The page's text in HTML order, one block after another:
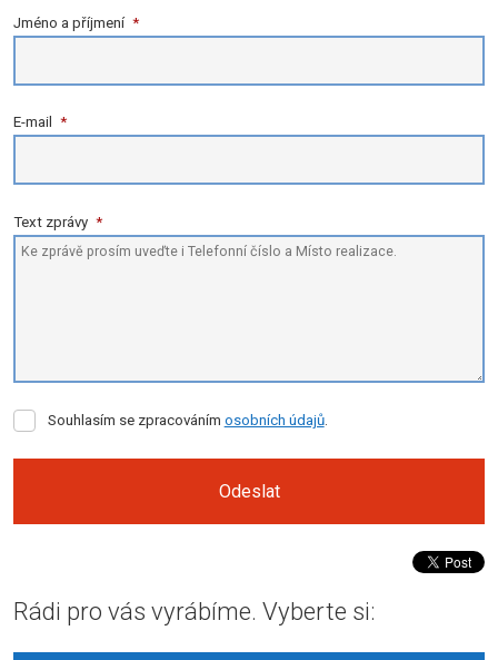
nepodařilo
Jméno a příjmení *
E-mail *
Text zprávy *
Souhlasím
zpracováním
Souhlasím se zpracováním osobních údajů.
Odeslat
nepodařilo
odeslat.
Rádi pro vás vyrábíme. Vyberte si: